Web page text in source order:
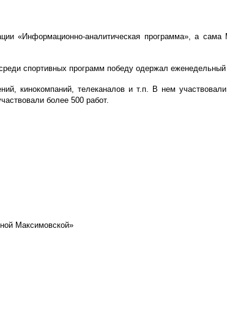
«Информационно-аналитическая программа», а сама
спортивных программ победу одержал еженедельный
кинокомпаний, телеканалов и т.п. В нем
более 500 работ.
Максимовской»